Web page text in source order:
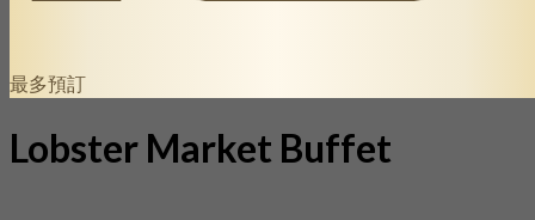
最多預訂
Lobster Market Buffet